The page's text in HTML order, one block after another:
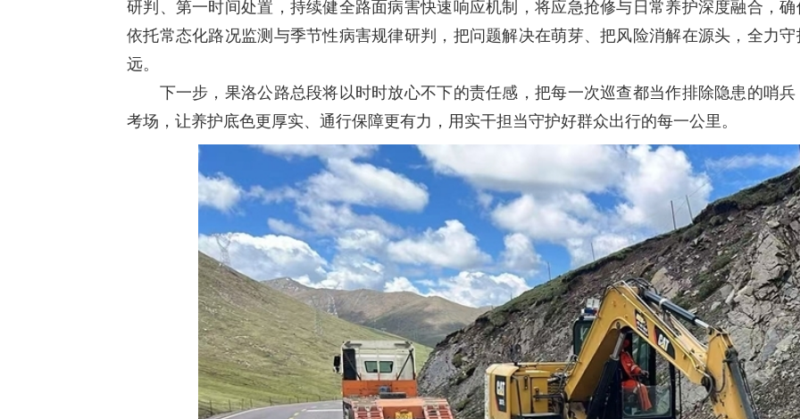
研判、第一时间处置，持续健全路面病害快速响应机制，将应急抢修与日常养护深度融合，
依托常态化路况监测与季节性病害规律研判，把问题解决在萌芽、把风险消解在源头，全力
远。
下一步，果洛公路总段将以时时放心不下的责任感，把每一次巡查都当作排除隐患的哨兵
考场，让养护底色更厚实、通行保障更有力，用实干担当守护好群众出行的每一公里。